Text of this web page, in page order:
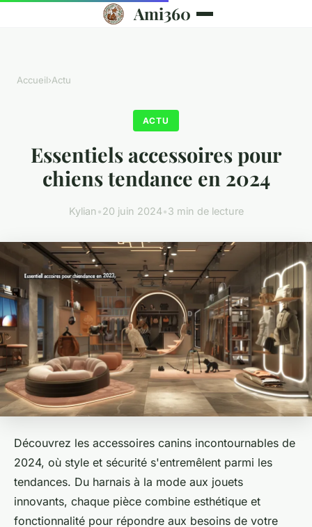
Ami360
Accueil›Actu
ACTU
Essentiels accessoires pour
chiens tendance en 2024
Kylian•20 juin 2024•3 min de lecture
Découvrez les accessoires canins incontournables de
2024, où style et sécurité s'entremêlent parmi les
tendances. Du harnais à la mode aux jouets
innovants, chaque pièce combine esthétique et
fonctionnalité pour répondre aux besoins de votre